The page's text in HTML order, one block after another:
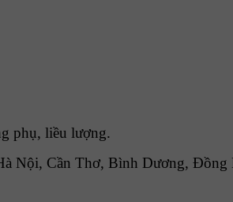
phụ, liều lượng.
Nội, Cần Thơ, Bình Dương,